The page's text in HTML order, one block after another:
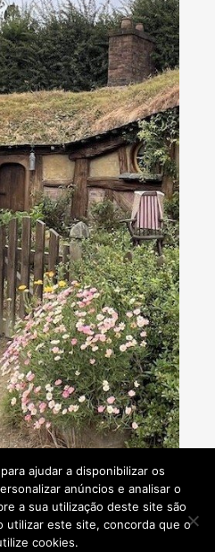
- Agente de Viagens
ajudar a disponibilizar os
anúncios e analisar o
a sua utilização deste site são
utilizar este site, concorda que o
cookies.